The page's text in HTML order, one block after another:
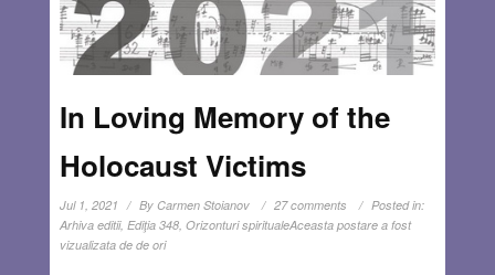
In Loving Memory of the
Holocaust Victims
Jul 1, 2021 By Carmen Stoianov 27 comments
Posted in:
Arhiva editii, Ediţia 348, Orizonturi spiritualeAceasta postare a fost
vizualizata de de ori